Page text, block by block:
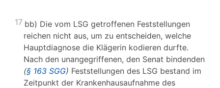
17 bb) Die vom LSG getroffenen Feststellungen
reichen nicht aus, um zu entscheiden, welche
Hauptdiagnose die Klägerin kodieren durfte.
Nach den unangegriffenen, den Senat bindenden
(§ 163 SGG) Feststellungen des LSG bestand im
Zeitpunkt der Krankenhausaufnahme des